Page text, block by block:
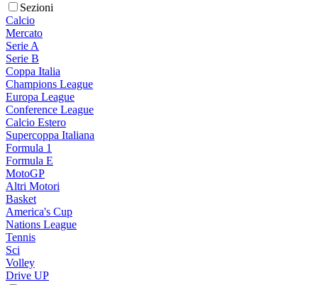
Sezioni
Calcio
Mercato
Serie A
Serie B
Coppa Italia
Champions League
Europa League
Conference League
Calcio Estero
Supercoppa Italiana
Formula 1
Formula E
MotoGP
Altri Motori
Basket
America's Cup
Nations League
Tennis
Sci
Volley
Drive UP